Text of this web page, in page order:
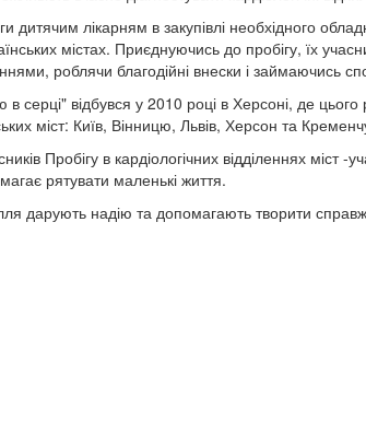
лікарням в закупівлі необхідного
містах. Приєднуючись до пробігу, їх
роблячи благодійні внески і займаючись
серці" відбувся у 2010 році в Херсоні, де
міст: Київ, Вінницю, Львів, Херсон та
Пробігу в кардіологічних відділеннях міст
рятувати маленькі життя.
дарують надію та допомагають творити